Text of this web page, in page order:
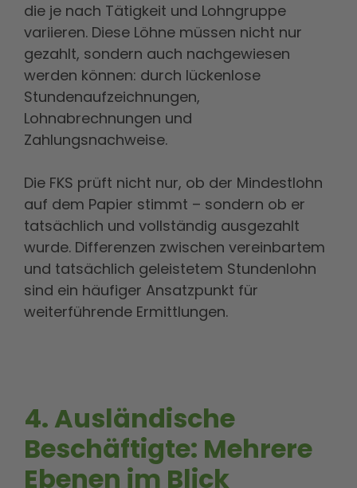
die je nach Tätigkeit und Lohngruppe
variieren. Diese Löhne müssen nicht nur
gezahlt, sondern auch nachgewiesen
werden können: durch lückenlose
Stundenaufzeichnungen,
Lohnabrechnungen und
Zahlungsnachweise.
Die FKS prüft nicht nur, ob der Mindestlohn
auf dem Papier stimmt – sondern ob er
tatsächlich und vollständig ausgezahlt
wurde. Differenzen zwischen vereinbartem
und tatsächlich geleistetem Stundenlohn
sind ein häufiger Ansatzpunkt für
weiterführende Ermittlungen.
4. Ausländische
Beschäftigte: Mehrere
Ebenen im Blick